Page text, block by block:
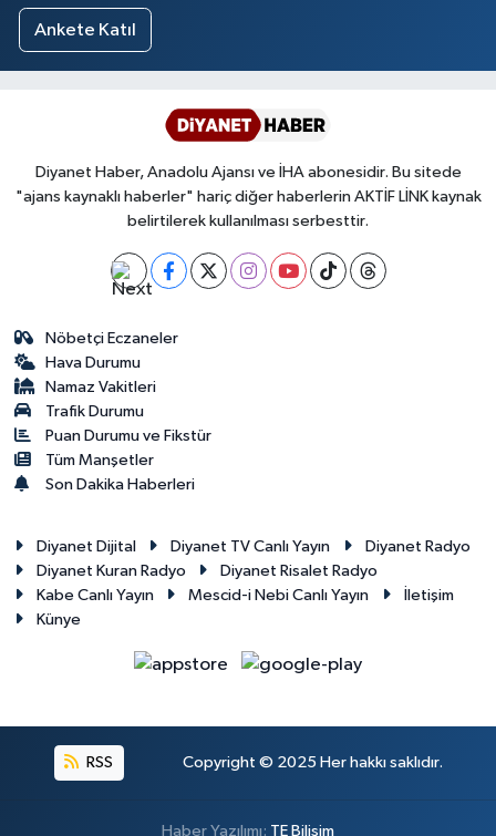
Ankete Katıl
Diyanet Haber, Anadolu Ajansı ve İHA abonesidir. Bu sitede
"ajans kaynaklı haberler" hariç diğer haberlerin AKTİF LİNK kaynak
belirtilerek kullanılması serbesttir.
Nöbetçi Eczaneler
Hava Durumu
Namaz Vakitleri
Trafik Durumu
Puan Durumu ve Fikstür
Tüm Manşetler
Son Dakika Haberleri
Diyanet Dijital Diyanet TV Canlı Yayın
Diyanet Radyo
Diyanet Kuran Radyo
Diyanet Risalet Radyo
Kabe Canlı Yayın
Mescid-i Nebi Canlı Yayın
İletişim
Künye
RSS Copyright © 2025 Her hakkı saklıdır.
Haber Yazılımı: TE Bilişim
Tekirdağ Müftülüğü
Trabzon Müftülüğü
Tunceli Müftülüğü
Uşak Müftülüğü
Yalova Müftülüğü
Yozgat Müftülüğü
Zonguldak Müftülüğü